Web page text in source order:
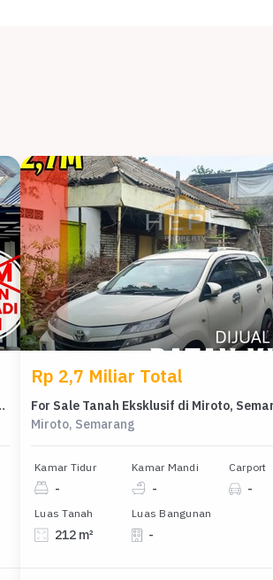
LT 120m²
Rp 2,7 Miliar Total
Miroto, Semarang
Kamar Tidur
-
Kamar Mandi
-
Carport
-
Luas Tanah
212 m²
Luas Bangunan
-